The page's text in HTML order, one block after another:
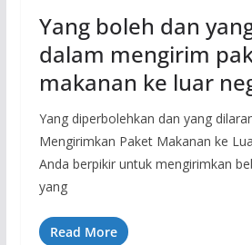
Yang boleh dan
dalam mengirim
makanan ke luar
Yang diperbolehkan dan yang
Mengirimkan Paket Makanan ke
Anda berpikir untuk mengirimkan
yang
Read More